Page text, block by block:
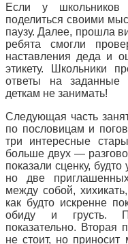
Если у
поделиться своими
паузу. Далее, прошла
ребята смогли
наставления деда и
этикету. Школьники
ответы на заданные
деткам не занимать!
Следующая часть
по пословицам и
три интересные
больше двух —
показали сценку,
но две
между собой,
как будто искренне
обиду и грусть.
показательно. Вторая
не стоит, но приносит